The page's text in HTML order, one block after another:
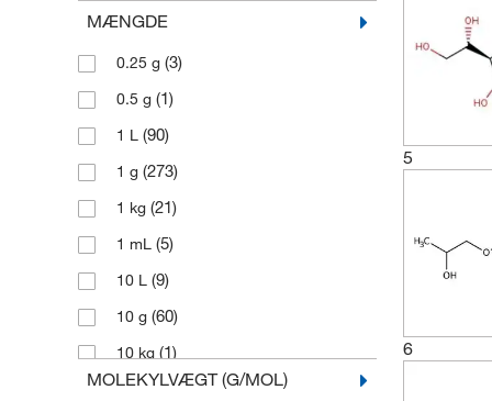
Thermo Scientific
Thermo Scientific Acros
Thermo Scientific Alfa Aesar
Thermo Scientific Maybridge
Tocris(3)
Toronto Research Chemicals
MÆNGDE
0.25 g (3)
0.5 g (1)
1 L (90)
1 g (273)
1 kg (21)
1 mL (5)
10 L (9)
10 g (60)
10 kg (1)
10 mL(5)
MOLEKYLVÆGT (G/MOL)
5
6